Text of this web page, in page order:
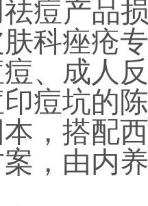
痘产品
科痤疮
、成人
痘坑的
，搭配
，由内